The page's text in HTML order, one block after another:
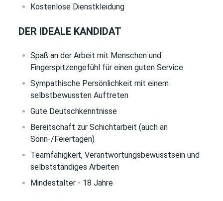
Kostenlose Dienstkleidung
DER IDEALE KANDIDAT
Spaß an der Arbeit mit Menschen und
Fingerspitzengefühl für einen guten Service
Sympathische Persönlichkeit mit einem
selbstbewussten Auftreten
Gute Deutschkenntnisse
Bereitschaft zur Schichtarbeit (auch an
Sonn-/Feiertagen)
Teamfähigkeit, Verantwortungsbewusstsein und
selbstständiges Arbeiten
Mindestalter - 18 Jahre